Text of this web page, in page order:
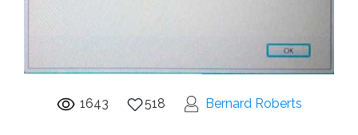
1643 518 Bernard Roberts